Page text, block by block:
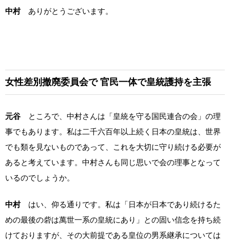
中村 ありがとうございます。
女性差別撤廃委員会で官民一体で皇統護持を主張
元谷
ところで、中村さんは「皇統を守る国民連合の会」の理
事でもあります。私は二千六百年以上続く日本の皇統は、世界
でも類を見ないものであって、これを大切に守り続ける必要が
あると考えています。中村さんも同じ思いで会の理事となって
いるのでしょうか。
中村 はい、仰る通りです。私は「日本が日本であり続けるた
めの最後の砦は萬世一系の皇統にあり」との固い信念を持ち続
けておりますが、その大前提である皇位の男系継承については